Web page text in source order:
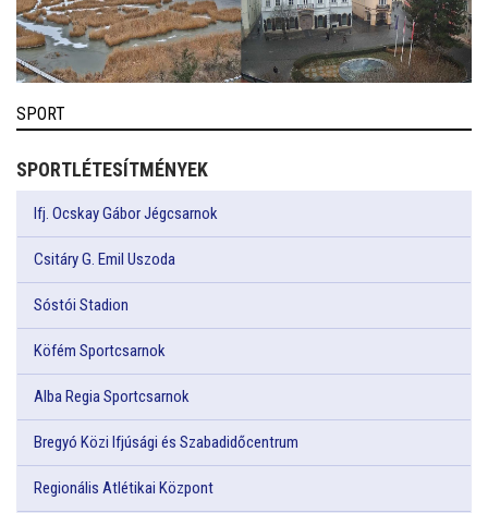
SPORT
SPORTLÉTESÍTMÉNYEK
Ifj. Ocskay Gábor Jégcsarnok
Csitáry G. Emil Uszoda
Sóstói Stadion
Köfém Sportcsarnok
Alba Regia Sportcsarnok
Bregyó Közi Ifjúsági és Szabadidőcentrum
Regionális Atlétikai Központ